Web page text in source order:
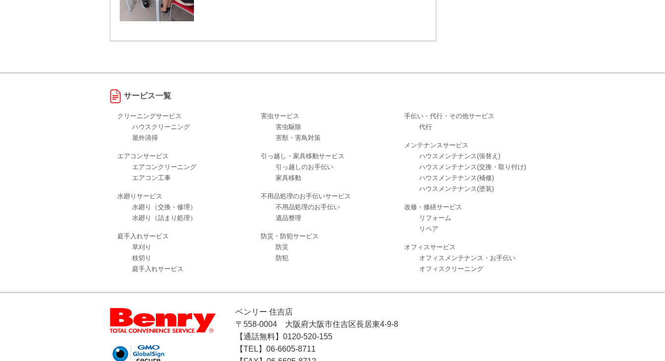
サービス一覧
クリーニングサービス
ハウスクリーニング
屋外清掃
エアコンサービス
エアコンクリーニング
エアコン工事
水廻りサービス
水廻り（交換・修理）
水廻り（詰まり処理）
庭手入れサービス
草刈り
枝切り
庭手入れサービス
害虫サービス
害虫駆除
害獣・害鳥対策
引っ越し・家具移動サービス
引っ越しのお手伝い
家具移動
不用品処理のお手伝いサービス
不用品処理のお手伝い
遺品整理
防災・防犯サービス
防災
防犯
手伝い・代行・その他サービス
代行
メンテナンスサービス
ハウスメンテナンス(張替え)
ハウスメンテナンス(交換・取り付け)
ハウスメンテナンス(補修)
ハウスメンテナンス(塗装)
改修・修繕サービス
リフォーム
リペア
オフィスサービス
オフィスメンテナンス・お手伝い
オフィスクリーニング
ベンリー 住吉店
〒558-0004 大阪府大阪市住吉区長居東4-9-8
【通話無料】0120-520-155
【TEL】06-6605-8711